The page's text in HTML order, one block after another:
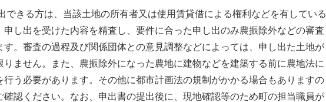
できる方は、当該土地の所有者又は使用賃貸借による権利などを有している
申し出を受けた内容を精査し、要件に合った申し出のみ農振除外などの審査
す。審査の過程及び関係団体との意見調整などによっては、申し出た土地が
りません。また、農振除外になった農地に建物などを建築する前に農地法に
行う必要があります。その他に都市計画法の規制がかかる場合もありますの
確認ください。なお、申出書の提出後に、現地確認等のため町の担当職員が